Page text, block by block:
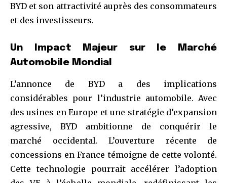
BYD et son attractivité auprès des consommateurs
et des investisseurs.
Un Impact Majeur sur le Marché
Automobile Mondial
L’annonce de BYD a des implications
considérables pour l’industrie automobile. Avec
des usines en Europe et une stratégie d’expansion
agressive, BYD ambitionne de conquérir le
marché occidental. L’ouverture récente de
concessions en France témoigne de cette volonté.
Cette technologie pourrait accélérer l’adoption